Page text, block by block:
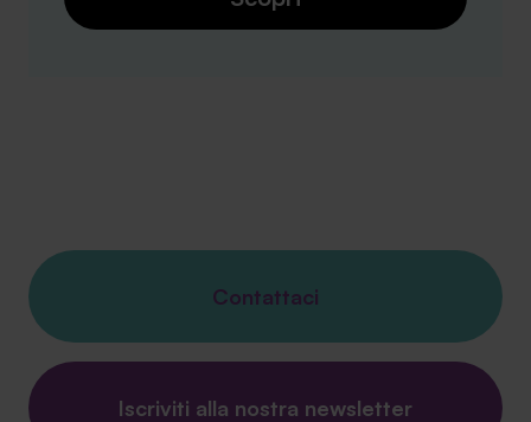
Contattaci
Iscriviti alla nostra newsletter